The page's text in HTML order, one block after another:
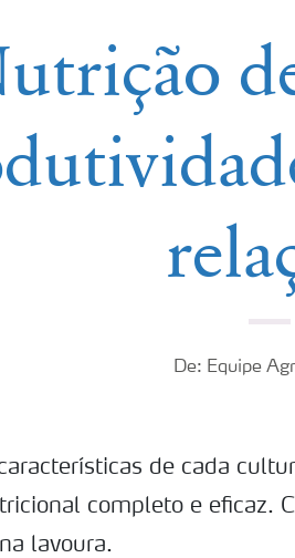
De: Equipe
de cada
completo e eficaz.
lavoura.